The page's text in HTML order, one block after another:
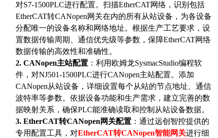
对S7-1500PLC进行配置。扫描EtherCAT网络，识别包括
EtherCAT转CANopen网关在内的所有从站设备，为各设备
分配唯一的设备名称和网络地址。根据生产工艺要求，设
置数据传输周期、通信优先级等参数，保障EtherCAT网络
数据传输的高效性和准确性。
2. CANopen主站配置 ：利用欧姆龙SysmacStudio编程软
件，对NJ501-1500PLC进行CANopen主站配置。添加
CANopen从站设备，详细设置每个从站的节点地址、通信
波特率等参数。依据设备功能和生产需求，建立完善的数
据映射关系，确保PLC能准确读取和控制从站设备数据。
3. EtherCAT转CANopen 网关配置 ：通过远创智控提供的
专用配置工具，对EtherCAT转CANopen智能网关进行细